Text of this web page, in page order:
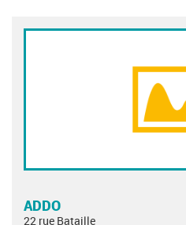
ADDO
22 rue Bataille